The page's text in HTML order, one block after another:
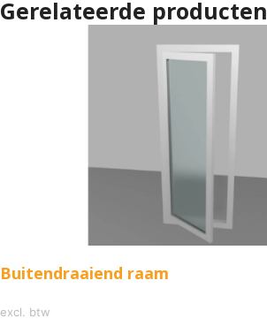
Gerelateerde producten
Buitendraaiend raam
excl. btw